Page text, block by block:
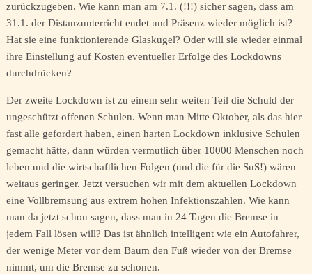
zurückzugeben. Wie kann man am 7.1. (!!!) sicher sagen, dass am
31.1. der Distanzunterricht endet und Präsenz wieder möglich ist?
Hat sie eine funktionierende Glaskugel? Oder will sie wieder einmal
ihre Einstellung auf Kosten eventueller Erfolge des Lockdowns
durchdrücken?
Der zweite Lockdown ist zu einem sehr weiten Teil die Schuld der
ungeschützt offenen Schulen. Wenn man Mitte Oktober, als das hier
fast alle gefordert haben, einen harten Lockdown inklusive Schulen
gemacht hätte, dann würden vermutlich über 10000 Menschen noch
leben und die wirtschaftlichen Folgen (und die für die SuS!) wären
weitaus geringer. Jetzt versuchen wir mit dem aktuellen Lockdown
eine Vollbremsung aus extrem hohen Infektionszahlen. Wie kann
man da jetzt schon sagen, dass man in 24 Tagen die Bremse in
jedem Fall lösen will? Das ist ähnlich intelligent wie ein Autofahrer,
der wenige Meter vor dem Baum den Fuß wieder von der Bremse
nimmt, um die Bremse zu schonen.